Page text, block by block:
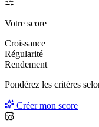
Votre score
Croissance
Régularité
Rendement
Pondérez les critères
Créer mon score